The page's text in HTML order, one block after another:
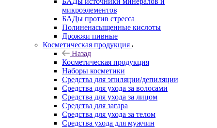
микроэлементов
БАДы против стресса
Полиненасыщенные кислоты
Дрожжи пивные
Косметическая продукция
Назад
Косметическая продукция
Наборы косметики
Средства для эпиляции/депиляции
Средства для ухода за волосами
Средства для ухода за лицом
Средства для загара
Средства для ухода за телом
Средства ухода для мужчин